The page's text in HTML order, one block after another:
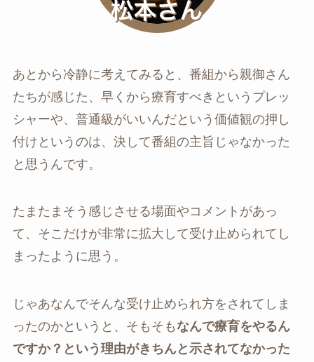
あとから冷静に考えてみると、番組から親御さん
たちが感じた、早くから療育すべきというプレッ
シャーや、普通級がいいんだという価値観の押し
付けというのは、決して番組の主旨じゃなかった
と思うんです。
たまたまそう感じさせる場面やコメントがあっ
て、そこだけが非常に拡大して受け止められてし
まったように思う。
じゃあなんでそんな受け止められ方をされてしま
ったのかというと、そもそもなんで療育をやるん
ですか？という理由がきちんと示されてなかった